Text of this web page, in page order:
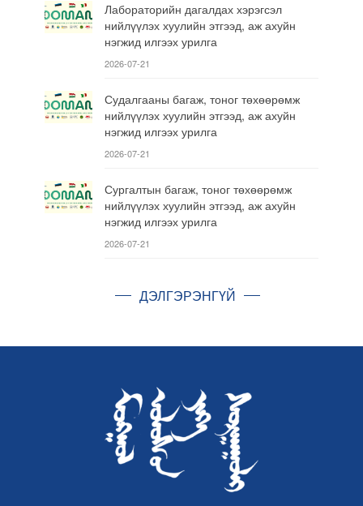
Лабораторийн дагалдах хэрэгсэл
нийлүүлэх хуулийн этгээд, аж ахуйн
нэгжид илгээх урилга
2026-07-21
Судалгааны багаж, тоног төхөөрөмж
нийлүүлэх хуулийн этгээд, аж ахуйн
нэгжид илгээх урилга
2026-07-21
Сургалтын багаж, тоног төхөөрөмж
нийлүүлэх хуулийн этгээд, аж ахуйн
нэгжид илгээх урилга
2026-07-21
ДЭЛГЭРЭНГҮЙ